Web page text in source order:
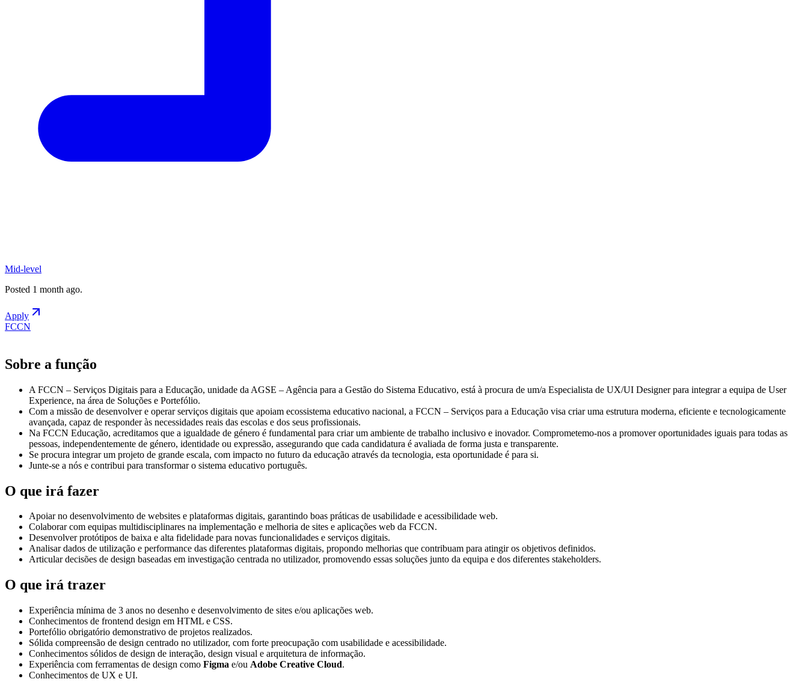
Mid-level
Posted 1 month ago.
Apply
FCCN
Sobre a função
A FCCN – Serviços Digitais para a Educação, unidade da AGSE – Agência para a Gestão do Sistema Educativo, está à procura de um/a Especialista de UX/UI Designer para integrar a equipa de User
Experience, na área de Soluções e Portefólio.
Com a missão de desenvolver e operar serviços digitais que apoiam ecossistema educativo nacional, a FCCN – Serviços para a Educação visa criar uma estrutura moderna, eficiente e tecnologicamente
avançada, capaz de responder às necessidades reais das escolas e dos seus profissionais.
Na FCCN Educação, acreditamos que a igualdade de género é fundamental para criar um ambiente de trabalho inclusivo e inovador. Comprometemo-nos a promover oportunidades iguais para todas as
pessoas, independentemente de género, identidade ou expressão, assegurando que cada candidatura é avaliada de forma justa e transparente.
Se procura integrar um projeto de grande escala, com impacto no futuro da educação através da tecnologia, esta oportunidade é para si.
Junte-se a nós e contribui para transformar o sistema educativo português.
O que irá fazer
Apoiar no desenvolvimento de websites e plataformas digitais, garantindo boas práticas de usabilidade e acessibilidade web.
Colaborar com equipas multidisciplinares na implementação e melhoria de sites e aplicações web da FCCN.
Desenvolver protótipos de baixa e alta fidelidade para novas funcionalidades e serviços digitais.
Analisar dados de utilização e performance das diferentes plataformas digitais, propondo melhorias que contribuam para atingir os objetivos definidos.
Articular decisões de design baseadas em investigação centrada no utilizador, promovendo essas soluções junto da equipa e dos diferentes stakeholders.
O que irá trazer
Experiência mínima de 3 anos no desenho e desenvolvimento de sites e/ou aplicações web.
Conhecimentos de frontend design em HTML e CSS.
Portefólio obrigatório demonstrativo de projetos realizados.
Sólida compreensão de design centrado no utilizador, com forte preocupação com usabilidade e acessibilidade.
Conhecimentos sólidos de design de interação, design visual e arquitetura de informação.
Experiência com ferramentas de design como Figma e/ou Adobe Creative Cloud.
Conhecimentos de UX e UI.